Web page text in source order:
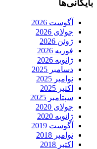
بایگانی‌ها
آگوست 2026
جولای 2026
ژوئن 2026
فوریه 2026
ژانویه 2026
دسامبر 2025
نوامبر 2025
اکتبر 2025
سپتامبر 2025
جولای 2020
ژانویه 2020
آگوست 2019
نوامبر 2018
اکتبر 2018